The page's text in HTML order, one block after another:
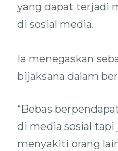
yang dapat terjadi
di sosial media.
Ia menegaskan
bijaksana dalam
“Bebas
di media sosial tapi
menyakiti orang